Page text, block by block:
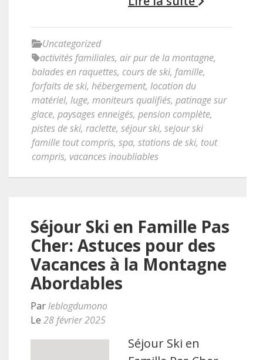
Uncategorized
activités familiales, air pur de la montagne,
balades en raquettes, cours de ski, famille,
forfaits de ski, hébergement, location du
matériel, luge, moniteurs qualifiés, patinage sur
glace, paysages enneigés, pension complète,
pistes de ski, raclette, séjour ski, sejour ski
famille tout compris, spa, stations de ski, tout
compris, vacances inoubliables
Séjour Ski en Famille Pas
Cher: Astuces pour des
Vacances à la Montagne
Abordables
Parleblogdumono
Le 28 février 2025
Séjour Ski en